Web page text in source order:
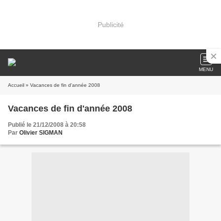
Publicité
MENU
Accueil » Vacances de fin d'année 2008
Vacances de fin d'année 2008
Publié le 21/12/2008 à 20:58
Par Olivier SIGMAN